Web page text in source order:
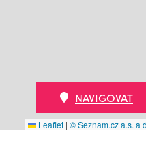
Leaflet | © Seznam.cz a.s. a
NAVIGOVAT